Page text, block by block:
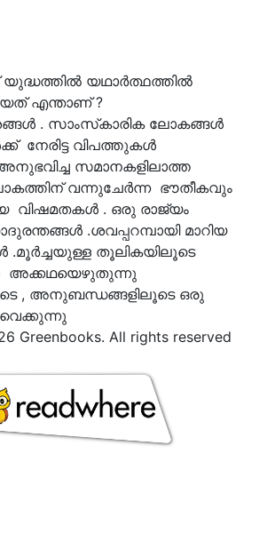
യുദ്ധത്തിൽ യഥാർത്ഥത്തിൽ
എന്താണ് ?
. സാംസ്‌കാരിക ലോകങ്ങൾ
നേരിട്ട വിപത്തുകൾ
സമാനകളിലാത്ത
വന്നുചേർന്ന ഭൗതീകവും
വിഷമതകൾ . ഒരു രാജ്യം
.ശവപ്പറമ്പായി മാറിയ
തൂലികയിലൂടെ
അക്കഥയെഴുതുന്നു
, അനുബന്ധങ്ങളിലൂടെ ഒരു
Greenbooks. All rights reserved